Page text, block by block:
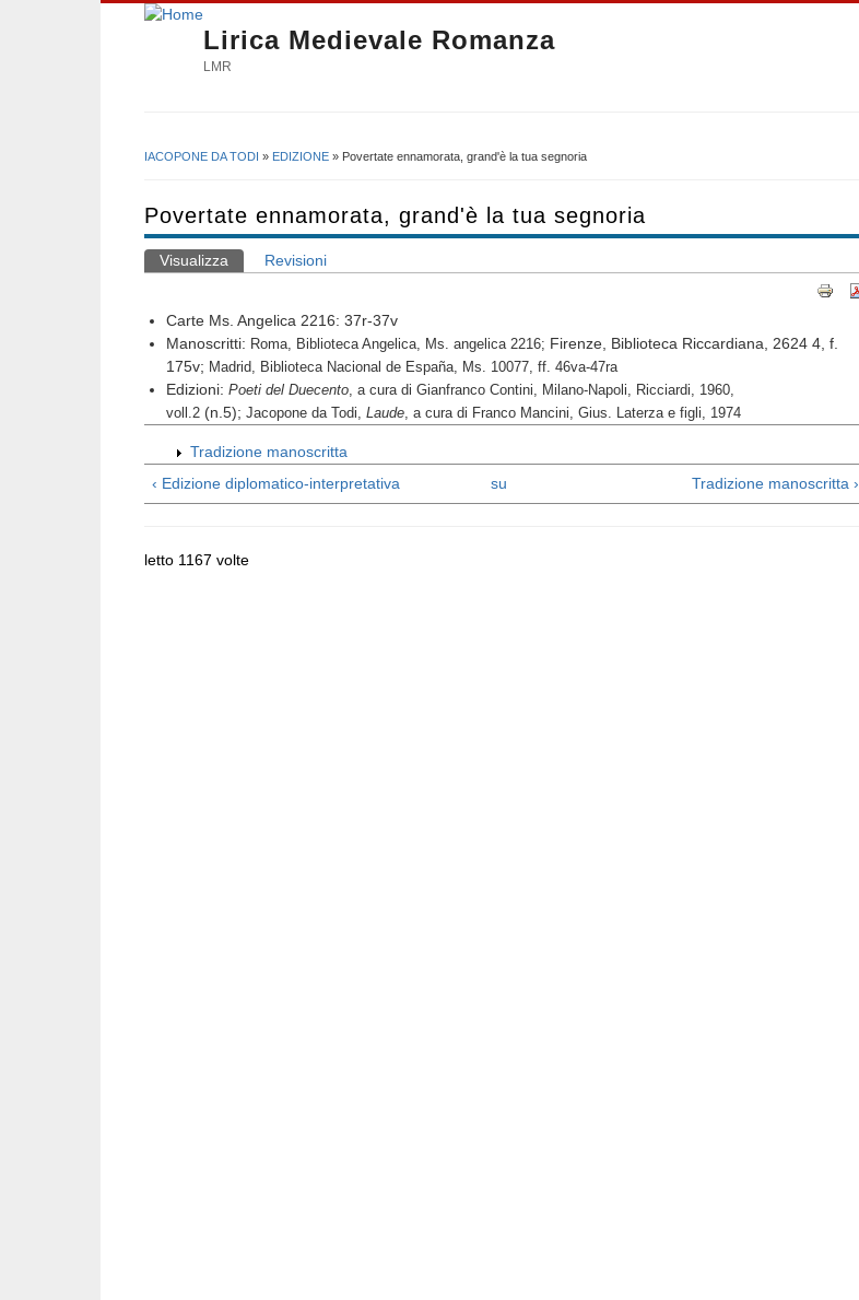
Lirica Medievale Romanza
LMR
IACOPONE DA TODI » EDIZIONE » Povertate ennamorata, grand'è la tua segnoria
Povertate ennamorata, grand'è la tua segnoria
Schede primarie
Visualizza (scheda attiva)
Revisioni
Carte Ms. Angelica 2216: 37r-37v
Manoscritti: Roma, Biblioteca Angelica, Ms. angelica 2216; Firenze, Biblioteca Riccardiana, 2624 4, f.
175v; Madrid, Biblioteca Nacional de España, Ms. 10077, ff. 46va-47ra
Edizioni: Poeti del Duecento, a cura di Gianfranco Contini, Milano-Napoli, Ricciardi, 1960,
voll.2 (n.5); Jacopone da Todi, Laude, a cura di Franco Mancini, Gius. Laterza e figli, 1974
Tradizione manoscritta
‹ Edizione diplomatico-interpretativa
su Tradizione manoscritta ›
letto 1167 volte